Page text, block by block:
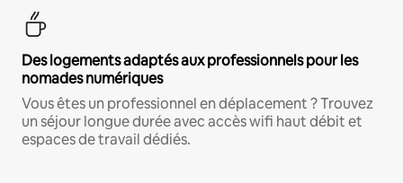
Des logements adaptés aux professionnels pour les
nomades numériques
Vous êtes un professionnel en déplacement ? Trouvez
un séjour longue durée avec accès wifi haut débit et
espaces de travail dédiés.